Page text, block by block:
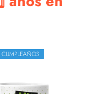
CUMPLEAÑOS